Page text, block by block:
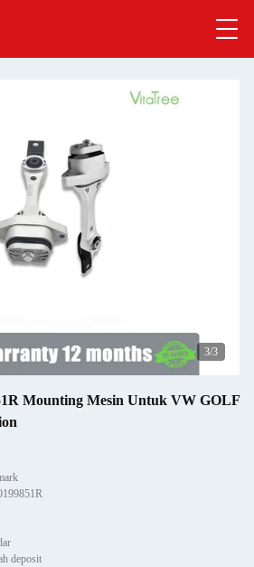
3/3
Mounting Mesin Untuk VW GOLF
deposit